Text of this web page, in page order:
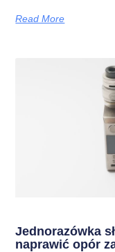
Read More
Jednorazówka
naprawić opór